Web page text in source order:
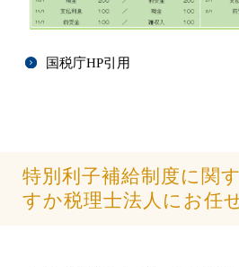
国税庁HP引用
特別利子補給制度に関
すか税理士法人にお任